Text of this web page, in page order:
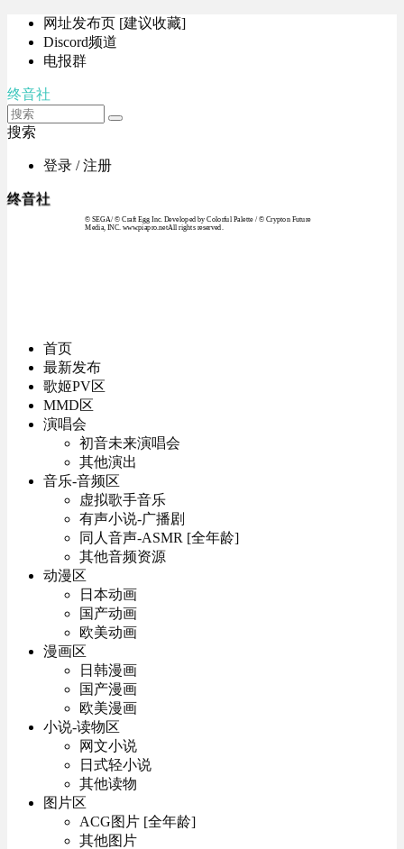
网址发布页 [建议收藏]
Discord频道
电报群
终音社
搜索
登录 / 注册
终音社
© SEGA / © Craft Egg Inc. Developed by Colorful Palette / © Crypton Future
Media, INC. www.piapro.netAll rights reserved.
首页
最新发布
歌姬PV区
MMD区
演唱会
初音未来演唱会
其他演出
音乐-音频区
虚拟歌手音乐
有声小说-广播剧
同人音声-ASMR [全年龄]
其他音频资源
动漫区
日本动画
国产动画
欧美动画
漫画区
日韩漫画
国产漫画
欧美漫画
小说-读物区
网文小说
日式轻小说
其他读物
图片区
ACG图片 [全年龄]
其他图片